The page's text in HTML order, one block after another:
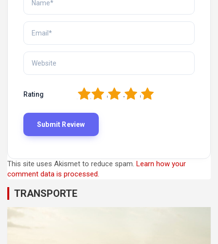
Rating 5
4
3
2
This site uses Akismet to reduce spam. Learn how your
comment data is processed.
TRANSPORTE